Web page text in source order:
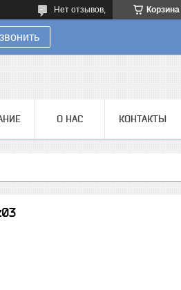
Корзина
Нет отзывов,
О НАС КОНТАКТЫ